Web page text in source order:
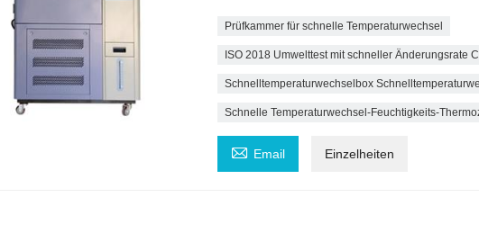
Prüfkammer für schnelle Temperaturwechsel
ISO 2018 Umwelttest mit schneller Änderungsrate
Schnelltemperaturwechselbox
Schnelle Temperaturwechsel-Feuchtigkeits-
 Email Einzelheiten